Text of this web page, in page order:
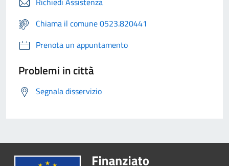
Chiama il comune 0523.820441
Prenota un appuntamento
Problemi in città
Segnala disservizio